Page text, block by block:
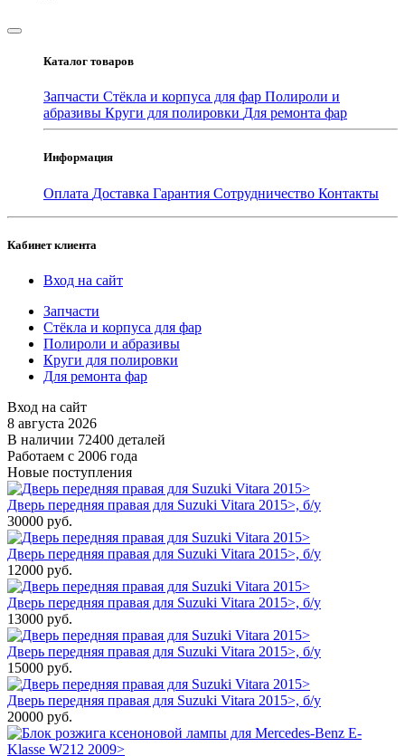
Каталог товаров
Запчасти Стёкла и корпуса для фар Полироли и
абразивы Круги для полировки Для ремонта фар
Информация
Оплата Доставка Гарантия Сотрудничество Контакты
Кабинет клиента
Вход на сайт
Запчасти
Стёкла и корпуса для фар
Полироли и абразивы
Круги для полировки
Для ремонта фар
Вход на сайт
8 августа 2026
В наличии 72400 деталей
Работаем с 2006 года
Новые поступления
Дверь передняя правая для Suzuki Vitara 2015>, б/у
30000 руб.
Дверь передняя правая для Suzuki Vitara 2015>, б/у
12000 руб.
Дверь передняя правая для Suzuki Vitara 2015>, б/у
13000 руб.
Дверь передняя правая для Suzuki Vitara 2015>, б/у
15000 руб.
Дверь передняя правая для Suzuki Vitara 2015>, б/у
20000 руб.